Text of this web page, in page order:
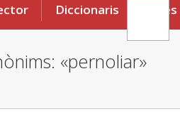
Diccionaris Eines
«pernoliar»